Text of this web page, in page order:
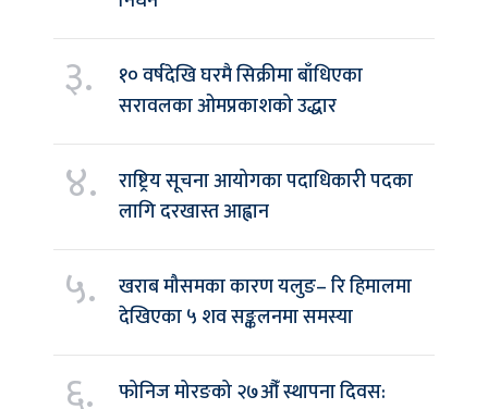
३.
१० वर्षदेखि घरमै सिक्रीमा बाँधिएका
सरावलका ओमप्रकाशको उद्धार
४.
राष्ट्रिय सूचना आयोगका पदाधिकारी पदका
लागि दरखास्त आह्वान
५.
खराब मौसमका कारण यलुङ– रि हिमालमा
देखिएका ५ शव सङ्कलनमा समस्या
६.
फोनिज मोरङको २७औँ स्थापना दिवस: